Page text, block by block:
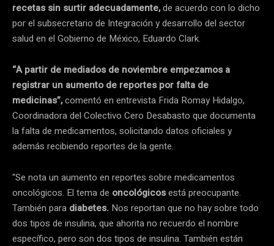
recetas sin surtir adecuadamente,de acuerdo con lo dicho
por el subsecretario de Integración y desarrollo del sector
salud en el Gobierno de México, Eduardo Clark.
“A partir de mediados de noviembre empezamos a
registrar un aumento de reportes por falta de
medicinas”,comentó en entrevista Frida Romay Hidalgo,
Coordinadora del Colectivo Cero Desabasto que documenta
la falta de medicamentos, solicitando datos oficiales y
además recibiendo reportes de la gente.
“Se nota un aumento en reportes sobre medicamentos
oncológicos. El tema de oncológicosestá preocupante.
También para diabetes. Nos reportan que no hay sobre todo
dos tipos de insulina, que ahorita no recuerdo el nombre
específico, pero son dos tipos de insulina. También están